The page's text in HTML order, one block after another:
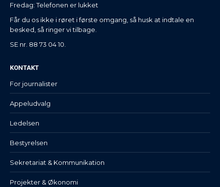
Fredag: Telefonen er lukket
Får du os ikke i røret i første omgang, så husk at indtale en
besked, så ringer vi tilbage.
SE nr. 88 73 04 10.
KONTAKT
For journalister
Appeludvalg
Ledelsen
Bestyrelsen
Sekretariat & Kommunikation
Projekter & Økonomi